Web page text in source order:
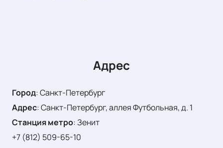
Адрес
Город:Санкт-Петербург
Адрес:Санкт-Петербург, аллея Футбольная, д. 1
Станция метро:Зенит
+7 (812) 509-65-10